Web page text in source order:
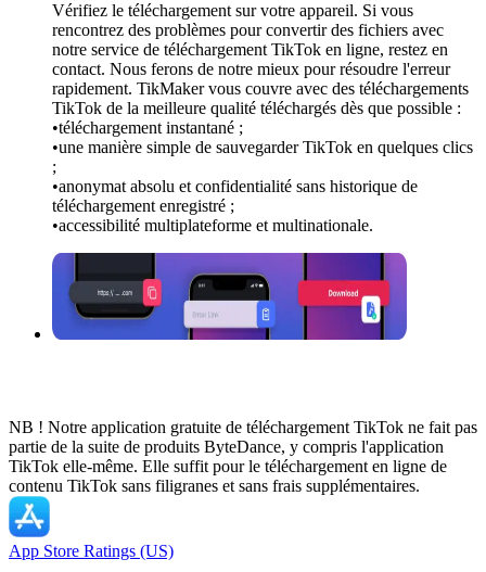
Vérifiez le téléchargement sur votre appareil. Si vous
rencontrez des problèmes pour convertir des fichiers avec
notre service de téléchargement TikTok en ligne, restez en
contact. Nous ferons de notre mieux pour résoudre l'erreur
rapidement. TikMaker vous couvre avec des téléchargements
TikTok de la meilleure qualité téléchargés dès que possible :
•téléchargement instantané ;
•une manière simple de sauvegarder TikTok en quelques clics
;
•anonymat absolu et confidentialité sans historique de
téléchargement enregistré ;
•accessibilité multiplateforme et multinationale.
NB ! Notre application gratuite de téléchargement TikTok ne fait pas
partie de la suite de produits ByteDance, y compris l'application
TikTok elle-même. Elle suffit pour le téléchargement en ligne de
contenu TikTok sans filigranes et sans frais supplémentaires.
App Store Ratings (US)